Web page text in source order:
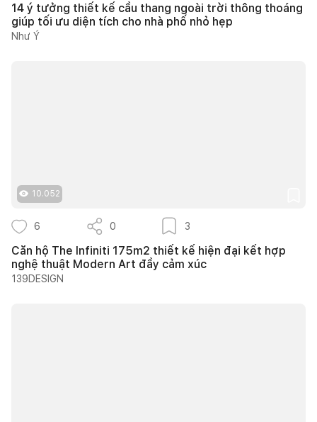
14 ý tưởng thiết kế cầu thang ngoài trời thông thoáng
giúp tối ưu diện tích cho nhà phố nhỏ hẹp
Như Ý
10.052
6 0 3
Căn hộ The Infiniti 175m2 thiết kế hiện đại kết hợp
nghệ thuật Modern Art đầy cảm xúc
139DESIGN